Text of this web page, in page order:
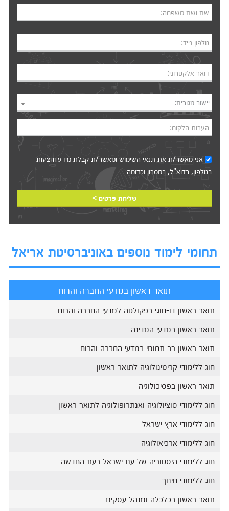
שם ושם משפחה:
טלפון נייד:
דואר אלקטרוני:
יישוב מגורים:
הערות הלקוח:
אני מאשר/ת את תנאי השימושומאשר/ת קבלת מידע והצעות
בטלפון, בדוא"ל, במסרון וכדומה‎‎
שליחת פרטים >
תחומי לימוד נוספים באוניברסיטת אריאל
תואר ראשון במדעי החברה והרוח
תואר ראשון דו-חוגי בפקולטה למדעי החברה והרוח
תואר ראשון במדעי המדינה
תואר ראשון רב תחומי במדעי החברה והרוח
חוג ללימודי קרימינולוגיה לתואר ראשון
תואר ראשון בפסיכולוגיה
חוג ללימודי סוציולוגיה ואנתרופולוגיה לתואר ראשון
חוג ללימודי ארץ ישראל
חוג ללימודי ארכיאולוגיה
חוג ללימודי היסטוריה של עם ישראל בעת החדשה
חוג ללימודי חינוך
תואר ראשון בכלכלה ומנהל עסקים